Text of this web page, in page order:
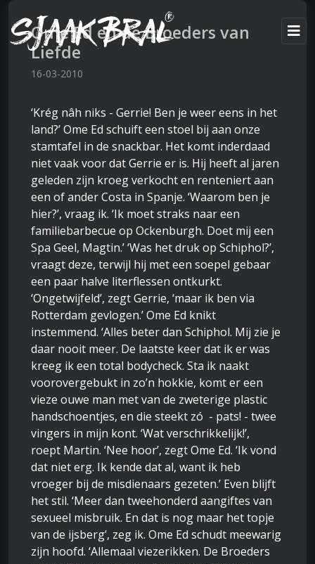
Ome Ed en de Broeders van
Liefde
16-03-2010
‘Krég nâh niks - Gerrie! Ben je weer eens in het
land?’ Ome Ed schuift een stoel bij aan onze
stamtafel in de snackbar. Het komt inderdaad
niet vaak voor dat Gerrie er is. Hij heeft al jaren
geleden zijn kroeg verkocht en renteniert aan
een of ander Costa in Spanje. ‘Waarom ben je
hier?’, vraag ik. ‘Ik moet straks naar een
familiebarbecue op Ockenburgh. Doet mij een
Spa Geel, Magtin.’ ‘Was het druk op Schiphol?’,
vraagt deze, terwijl hij met een soepel gebaar
een paar halve literflessen ontkurkt.
‘Ongetwijfeld’, zegt Gerrie, ‘maar ik ben via
Rotterdam gevlogen.’ Ome Ed knikt
instemmend. ‘Alles beter dan Schiphol. Mij zie je
daar nooit meer. De laatste keer dat ik er was
kreeg ik een total bodycheck. Sta ik naakt
voorovergebukt in zo’n hokkie, komt er een
vieze ouwe man met van de zweterige plastic
handschoentjes, en die steekt zó - pats! - twee
vingers in mijn kont. ‘Wat verschrikkelijk!’,
roept Martin. ‘Nee hoor’, zegt Ome Ed. ‘Ik vond
dat niet erg. Ik kende dat al, want ik heb
vroeger bij de misdienaars gezeten.’ Even blijft
het stil. ‘Meer dan tweehonderd aangiftes van
sexueel misbruik. En dat is nog maar het topje
van de ijsberg’, zeg ik. Ome Ed schudt meewarig
zijn hoofd. ‘Allemaal viezerikken. De Broeders